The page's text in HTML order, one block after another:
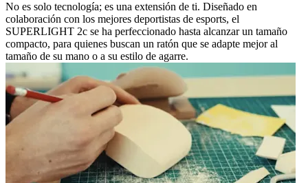
No es solo tecnología; es una extensión de ti. Diseñado en
colaboración con los mejores deportistas de esports, el
SUPERLIGHT 2c se ha perfeccionado hasta alcanzar un tamaño
compacto, para quienes buscan un ratón que se adapte mejor al
tamaño de su mano o a su estilo de agarre.